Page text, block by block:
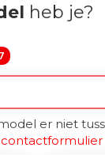
heb je?
er niet